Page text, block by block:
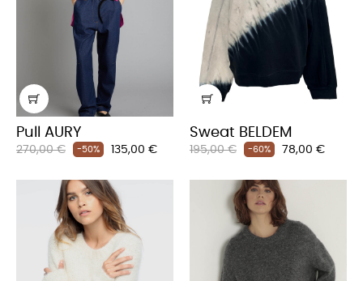
Pull AURY
Prix
270,00 € -50% Prix
135,00 €
Sweat BELDEM
Prix
195,00 € -60% Prix
78,00 €